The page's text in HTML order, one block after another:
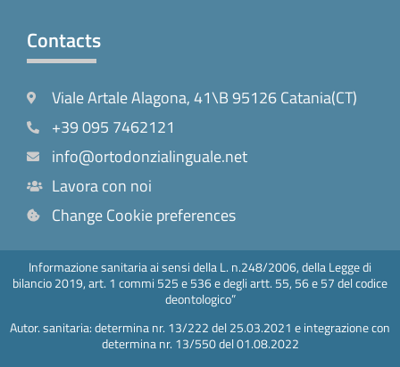
Contacts
Viale Artale Alagona, 41\B 95126 Catania(CT)
+39 095 7462121
info@ortodonzialinguale.net
Lavora con noi
Change Cookie preferences
Informazione sanitaria ai sensi della L. n.248/2006, della Legge di
bilancio 2019, art. 1 commi 525 e 536 e degli artt. 55, 56 e 57 del codice
deontologico”
Autor. sanitaria: determina nr. 13/222 del 25.03.2021 e integrazione con
determina nr. 13/550 del 01.08.2022